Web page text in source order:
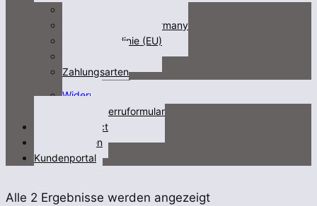
Fracht/freight not Germany
Cookie-Richtlinie (EU)
Zahlungsarten
Widerruf
Widerruformular
Kontakt/contact
Videos/Medien
Kundenportal
Alle 2 Ergebnisse werden angezeigtNach